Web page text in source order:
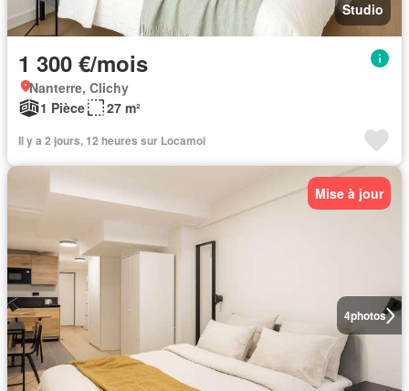
Studio
1 300 €/mois
Nanterre, Clichy
1 Pièce
27 m²
Il y a 2 jours, 12 heures sur Locamoi
4photos
Mise à jour